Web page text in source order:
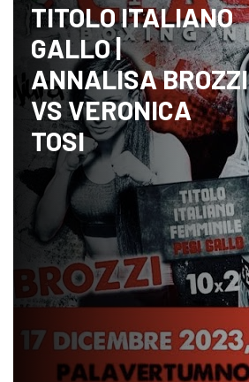
TITOLO ITALIANO
GALLO |
ANNALISA BROZZI
VS VERONICA
TOSI